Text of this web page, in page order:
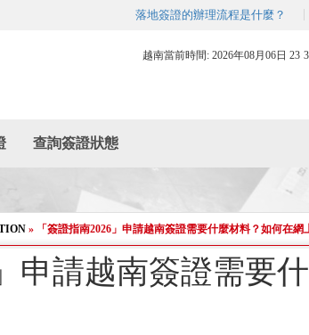
落地簽證的辦理流程是什麼？
越南當前時間:2026年08月06日 23 :
查詢簽證狀態
» 「簽證指南2026」申請越南簽證需要什麼材料？如何在網
申請越南簽證需要